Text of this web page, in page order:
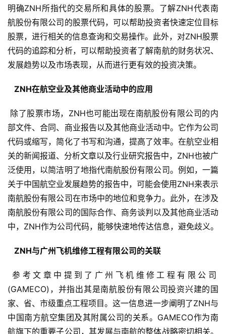
明确ZNH所指代的交易所和具体的股票。了解ZNH代表南
航股份有限公司的股票代码，可以帮助投资者快速定位目标
股票，进行相关的信息查询和交易操作。此外，对ZNH股票
代码的追踪和分析，可以帮助投资者了解南航的财务状况、
发展趋势以及市场表现，从而进行更有效的投资决策。
  ZNH在航空业及其他商业活动中的应用
部文件、合同、商业报告以及其他商业活动中。它作为公司
代码或缩写，简化了书写和沟通，提高了效率。在航空业相
关的新闻报道、分析文章以及行业研究报告中，ZNH也被广
泛使用，以简洁明了地指代南航股份有限公司。例如，一篇
关于中国航空业发展趋势的报告中，可能会使用ZNH来表示
南航股份有限公司在市场中的地位和竞争力。此外，在涉及
南航股份有限公司的国际合作、商务谈判以及其他商业活动
中，ZNH作为公司代码，能够快速地传达信息，避免歧义。
  ZNH与广州飞机维修工程有限公司的关联
参考文章中提到了广州飞机维修工程有限公司
(GAMECO)，并指出其是南航股份有限公司投资兴建的国
家、省、市级重点工程项目。这一信息进一步阐明了ZNH与
中国南方航空集团及其附属公司的关系。GAMECO作为南
航旗下的重要子公司，其发展与南航的整体战略密切相关。